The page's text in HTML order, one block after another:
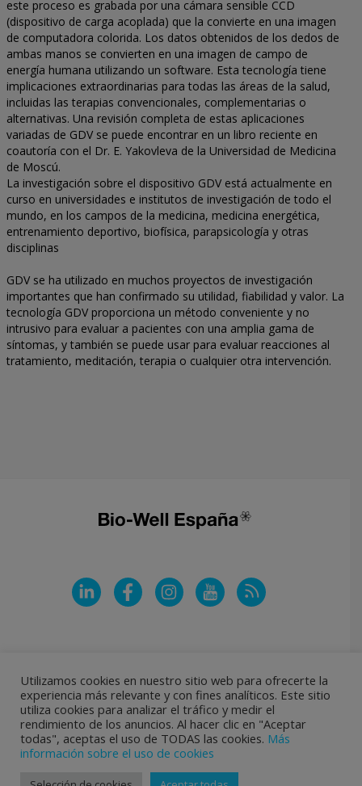
este proceso es grabada por una cámara sensible CCD
(dispositivo de carga acoplada) que la convierte en una imagen
de computadora colorida. Los datos obtenidos de los dedos de
ambas manos se convierten en una imagen de campo de
energía humana utilizando un software. Esta tecnología tiene
implicaciones extraordinarias para todas las áreas de la salud,
incluidas las terapias convencionales, complementarias o
alternativas. Una revisión completa de estas aplicaciones
variadas de GDV se puede encontrar en un libro reciente en
coautoría con el Dr. E. Yakovleva de la Universidad de Medicina
de Moscú.
La investigación sobre el dispositivo GDV está actualmente en
curso en universidades e institutos de investigación de todo el
mundo, en los campos de la medicina, medicina energética,
entrenamiento deportivo, biofísica, parapsicología y otras
disciplinas
GDV se ha utilizado en muchos proyectos de investigación
importantes que han confirmado su utilidad, fiabilidad y valor. La
tecnología GDV proporciona un método conveniente y no
intrusivo para evaluar a pacientes con una amplia gama de
síntomas, y también se puede usar para evaluar reacciones al
tratamiento, meditación, terapia o cualquier otra intervención.
LinkedInFacebookInstagram
YouTube
Feed RSS
Utilizamos cookies en nuestro sitio web para ofrecerte la
experiencia más relevante y con fines analíticos. Este sitio
utiliza cookies para analizar el tráfico y medir el
rendimiento de los anuncios. Al hacer clic en "Aceptar
todas", aceptas el uso de TODAS las cookies. Más
información sobre el uso de cookies